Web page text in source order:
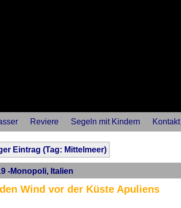
Reviere Segeln mit Kindern Kontakt
Eintrag (Tag: Mittelmeer)
-Monopoli, Italien
Wind vor der Küste Apuliens